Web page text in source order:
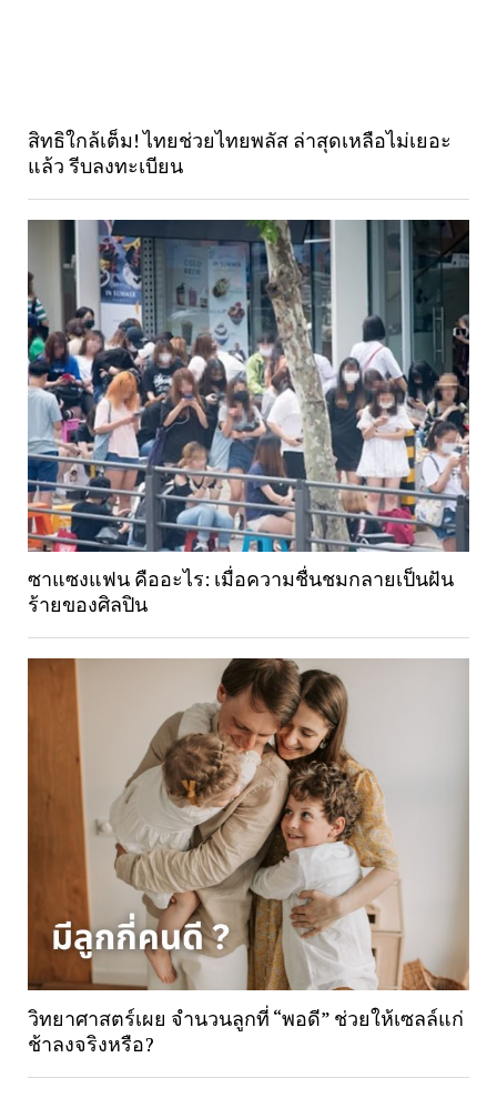
สิทธิใกล้เต็ม! ไทยช่วยไทยพลัส ล่าสุดเหลือไม่เยอะ
แล้ว รีบลงทะเบียน
ซาแซงแฟน คืออะไร: เมื่อความชื่นชมกลายเป็นฝัน
ร้ายของศิลปิน
วิทยาศาสตร์เผย จำนวนลูกที่ “พอดี” ช่วยให้เซลล์แก่
ช้าลงจริงหรือ?